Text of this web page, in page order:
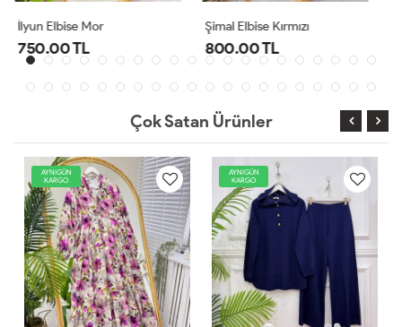
Şimal Elbise Kırmızı
800.00 TL 1,000.00 TL
Çok Satan Ürünler
AYNIGÜN
KARGO
AYNIGÜN
KARGO